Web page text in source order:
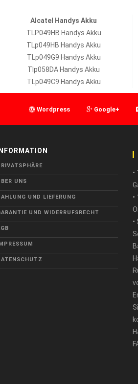
Alcatel Handys Akku
TLP049HB Handys Akku
TLp049HB Handys Akku
TLp049G9 Handys Akku
Tlp058DA Handys Akku
TLp049C9 Handys Akku
Wordpress Google+
INFORMATION
UNS
UND LIEFERUNG
UND WIDERRUFSRECHT
IMPRESSUM